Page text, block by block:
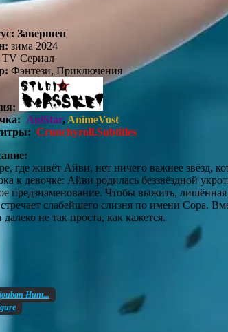
Завершен
зима 2024
TV Сериал
Фэнтези, Приключения
AniStar, AnimeVost
Crunchyroll.Subtitles
где живёт Айви, нет ничего важнее звёзд,
к девочке: Айви родилась беззвёздной
предзнаменование. Чтобы выжить,
слабейшего слизня по имени Сора.
не так проста, как кажется.
Hunt...